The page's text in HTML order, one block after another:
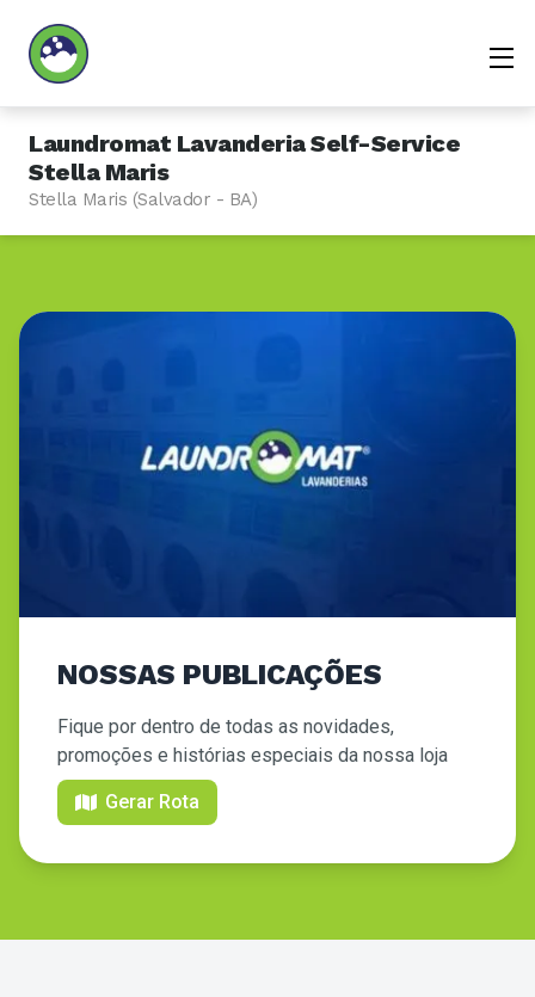
Laundromat Lavanderia Self-Service
Stella Maris
Stella Maris (Salvador - BA)
NOSSAS PUBLICAÇÕES
Fique por dentro de todas as novidades,
promoções e histórias especiais da nossa loja
Gerar Rota